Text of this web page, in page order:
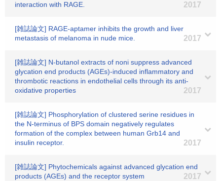
interaction with RAGE.
2017
[雑誌論文] RAGE-aptamer inhibits the growth and liver
metastasis of melanoma in nude mice.
2017
[雑誌論文] N-butanol extracts of noni suppress advanced
glycation end products (AGEs)-induced inflammatory and
thrombotic reactions in endothelial cells through its anti-
oxidative properties
2017
[雑誌論文] Phosphorylation of clustered serine residues in
the N-terminus of BPS domain negatively regulates
formation of the complex between human Grb14 and
insulin receptor.
2017
[雑誌論文] Phytochemicals against advanced glycation end
products (AGEs) and the receptor system
2017